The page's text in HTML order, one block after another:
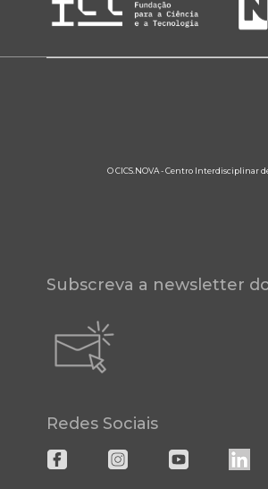
O CICS.NOVA - Centro Interdisciplinar
Subscreva a newsletter do
Redes Sociais